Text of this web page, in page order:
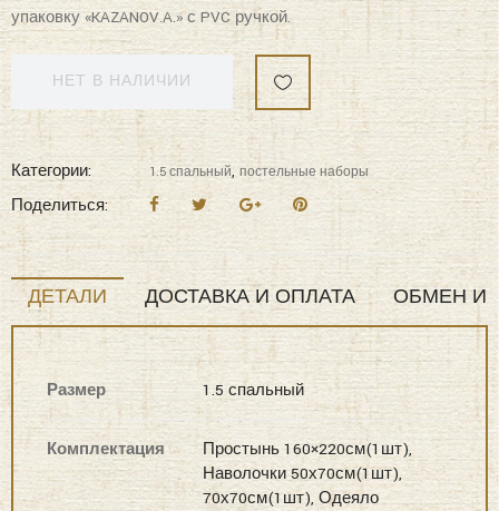
упаковку «KAZANOV.A.» с PVC ручкой.
НЕТ В НАЛИЧИИ
Категории: 1.5 спальный, постельные наборы
Поделиться:
ДЕТАЛИ ДОСТАВКА И ОПЛАТА ОБМЕН И
Размер 1.5 спальный
Комплектация
Простынь 160×220см(1шт),
Наволочки 50х70см(1шт),
70х70см(1шт), Одеяло